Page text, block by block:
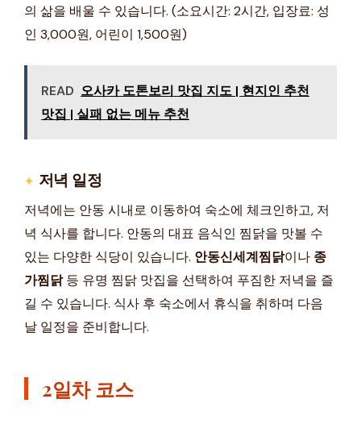
의 삶을 배울 수 있습니다. (소요시간: 2시간, 입장료: 성
인 3,000원, 어린이 1,500원)
READ 오사카 도톤보리 맛집 지도 | 현지인 추천
맛집 | 실패 없는 메뉴 추천
저녁 일정
저녁에는 안동 시내로 이동하여 숙소에 체크인하고, 저
녁 식사를 합니다. 안동의 대표 음식인 찜닭을 맛볼 수
있는 다양한 식당이 있습니다. 안동신세계찜닭이나 종
가찜닭등 유명 찜닭 맛집을 선택하여 푸짐한 저녁을 즐
길 수 있습니다. 식사 후 숙소에서 휴식을 취하며 다음
날 일정을 준비합니다.
2일차 코스